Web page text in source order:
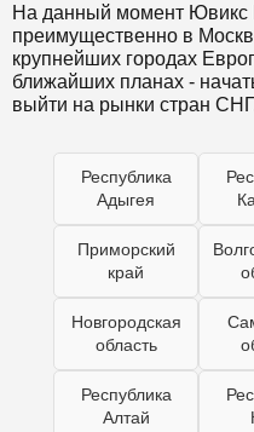
На данный момент Ювикс
преимущественно в
крупнейших городах
ближайших планах -
выйти на рынки стран
Республика
Адыгея
Приморский
край
Новгородская
область
Республика
Алтай